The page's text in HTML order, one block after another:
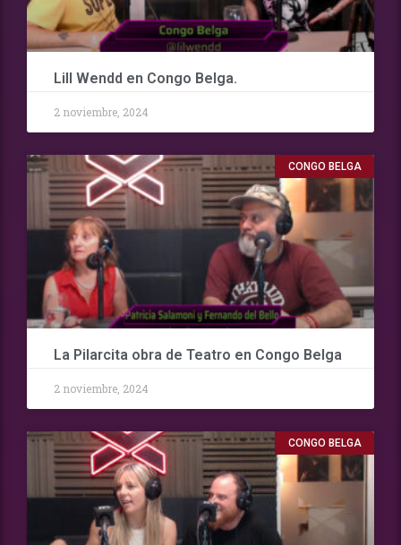
Lill Wendd en Congo Belga.
2 noviembre, 2024
CONGO BELGA
La Pilarcita obra de Teatro en Congo Belga
2 noviembre, 2024
CONGO BELGA